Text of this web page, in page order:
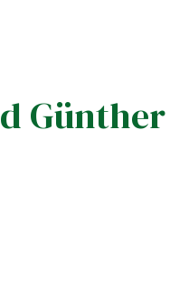
Günther